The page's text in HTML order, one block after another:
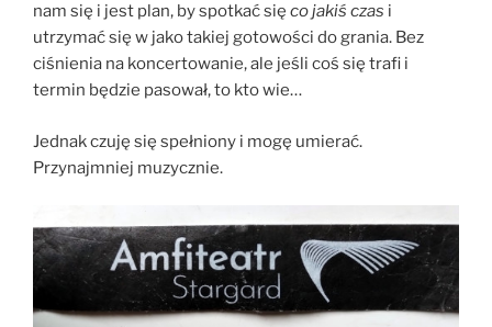
nam się i jest plan, by spotkać się co jakiś czas i
utrzymać się w jako takiej gotowości do grania. Bez
ciśnienia na koncertowanie, ale jeśli coś się trafi i
termin będzie pasował, to kto wie…
Jednak czuję się spełniony i mogę umierać.
Przynajmniej muzycznie.